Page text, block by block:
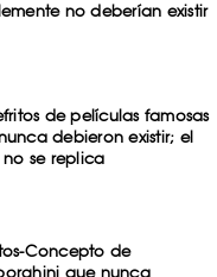
no deberían existir
de películas famosas
debieron existir; el
no se replica
Concepto de
que nunca